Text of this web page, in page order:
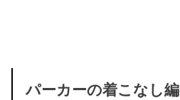
パーカーの着こなし編